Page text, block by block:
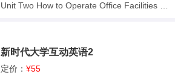
Unit Two How to Operate Office Facilities U
x How to Cater Visitors
新时代大学互动英语2
定价： ¥55